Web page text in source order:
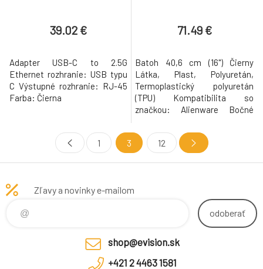
39.02 €
Adapter USB-C to 2.5G
Ethernet rozhranie: USB typu
C Výstupné rozhranie: RJ-45
Farba: Čierna
71.49 €
Batoh 40,6 cm (16") Čierny
Látka, Plast, Polyuretán,
Termoplastický polyuretán
(TPU) Kompatibilita so
značkou: Alienware Bočné
Ramenný popruh Odolný voči
nečistotám Vodoodolný 762 g
Hmotnosť a rozmery Šírka: 325
1 3 12
Zľavy a novinky e-mailom
odoberať
shop@evision.sk
+421 2 4463 1581